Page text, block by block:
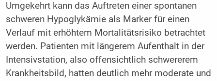
Umgekehrt kann das Auftreten einer spontanen
schweren Hypoglykämie als Marker für einen
Verlauf mit erhöhtem Mortalitätsrisiko betrachtet
werden. Patienten mit längerem Aufenthalt in der
Intensivstation, also offensichtlich schwererem
Krankheitsbild, hatten deutlich mehr moderate und